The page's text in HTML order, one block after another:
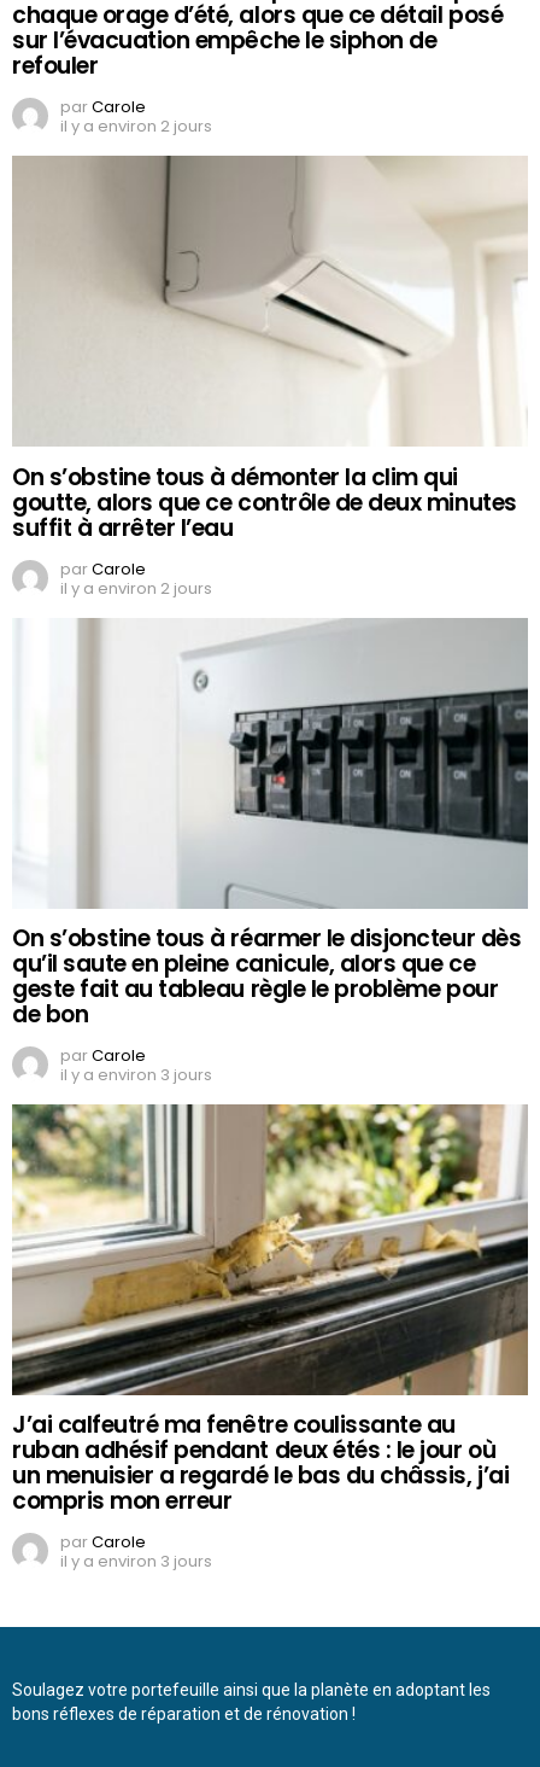
chaque orage d’été, alors que ce détail posé
sur l’évacuation empêche le siphon de
refouler
parCarole
il y a environ 2 jours
On s’obstine tous à démonter la clim qui
goutte, alors que ce contrôle de deux minutes
suffit à arrêter l’eau
parCarole
il y a environ 2 jours
On s’obstine tous à réarmer le disjoncteur dès
qu’il saute en pleine canicule, alors que ce
geste fait au tableau règle le problème pour
de bon
parCarole
il y a environ 3 jours
J’ai calfeutré ma fenêtre coulissante au
ruban adhésif pendant deux étés : le jour où
un menuisier a regardé le bas du châssis, j’ai
compris mon erreur
parCarole
il y a environ 3 jours
Soulagez votre portefeuille ainsi que la planète en adoptant les
bons réflexes de réparation et de rénovation !